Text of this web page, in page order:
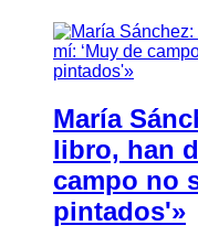
María
libro, han
campo no
pintados'»